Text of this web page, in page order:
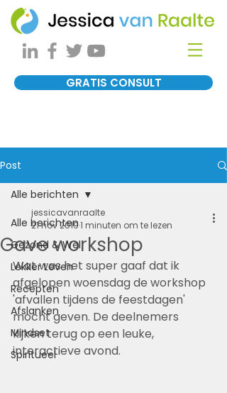
GRATIS CONSULT
Post
Alle berichten
Gezond & Wel
Lekker Leven
Recepten
Afslanken
Mindset
Spiritueel
Alle berichten
Gave workshop
jessicavanraalte
21 nov 20191 minuten om te lezen
Wat was het super gaaf dat ik
afgelopen woensdag de workshop
'afvallen tijdens de feestdagen'
mocht geven. De deelnemers
kijken terug op een leuke,
interactieve avond.